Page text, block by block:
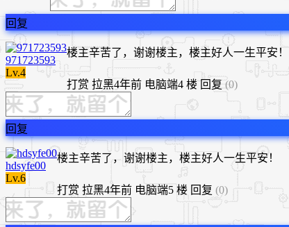
回复
971723593
Lv.4
楼主辛苦了，谢谢楼主，楼主好人一生平安！
打赏 拉黑4年前 电脑端4 楼 回复 (0)
回复
hdsyfe00
Lv.6
楼主辛苦了，谢谢楼主，楼主好人一生平安！
打赏 拉黑4年前 电脑端5 楼 回复 (0)